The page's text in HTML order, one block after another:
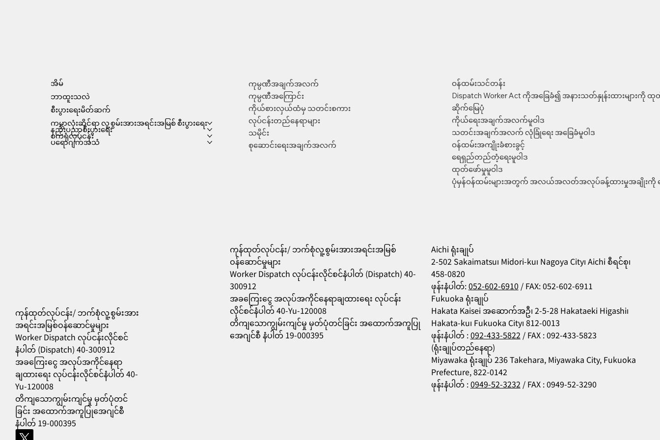
အိမ်
ဘာထူးသလဲ
စီးပွားရေးမိတ်ဆက်
ကမ္ဘာလုံးဆိုင်ရာ လူ့စွမ်းအားအရင်းအမြစ် စီးပွားရေး
နည်းပညာစီးပွားရေး
စက်ရုံလုပ်ငန်း
ပရောဂျက်အသံ
ကုမ္ပဏီအချက်အလက်
ကုမ္ပဏီအကြောင်း
ကိုယ်စားလှယ်ထံမှ သတင်းစကား
လုပ်ငန်းတည်နေရာများ
သမိုင်း
စုဆောင်းရေးအချက်အလက်
ဝန်ထမ်းသင်တန်း
Dispatch Worker Act ကိုအခြေခံ၍ အနားသတ်နှုန်းထားများကို ထုတ်
ဆိုက်မြေပုံ
ကိုယ်ရေးအချက်အလက်မူဝါဒ
သတင်းအချက်အလက် လုံခြုံရေး အခြေခံမူဝါဒ
ဝန်ထမ်းအကျိုးခံစားခွင့်
ရေရှည်တည်တံ့ရေးမူဝါဒ
ထုတ်ဖော်မှုမူဝါဒ
ပုံမှန်ဝန်ထမ်းများအတွက် အလယ်အလတ်အလုပ်ခန့်ထားမှုအချိုးကို ကြေ
556
ကုန်ထုတ်လုပ်ငန်း/ ဘက်စုံလူ့စွမ်းအား
အရင်းအမြစ်ဝန်ဆောင်မှုများ
Worker Dispatch လုပ်ငန်းလိုင်စင်
နံပါတ် (Dispatch) 40-300912
အခကြေးငွေ အလုပ်အကိုင်နေရာ
ချထားရေး လုပ်ငန်းလိုင်စင်နံပါတ် 40-
Yu-120008
တိကျသောကျွမ်းကျင်မှု မှတ်ပုံတင်
ခြင်း အထောက်အကူပြုအေဂျင်စီ
နံပါတ် 19-000395
ကုန်ထုတ်လုပ်ငန်း/ ဘက်စုံလူ့စွမ်းအားအရင်းအမြစ်
ဝန်ဆောင်မှုများ
Worker Dispatch လုပ်ငန်းလိုင်စင်နံပါတ် (Dispatch) 40-
300912
အခကြေးငွေ အလုပ်အကိုင်နေရာချထားရေး လုပ်ငန်း
လိုင်စင်နံပါတ် 40-Yu-120008
တိကျသောကျွမ်းကျင်မှု မှတ်ပုံတင်ခြင်း အထောက်အကူပြု
အေဂျင်စီ နံပါတ် 19-000395
Aichi ရုံးချုပ်
2-502 Sakaimatsu၊ Midori-ku၊ Nagoya City၊ Aichi စီရင်စု၊
458-0820
ဖုန်းနံပါတ်:052-602-6910 / FAX: 052-602-6911
Fukuoka ရုံးချုပ်
Hakata Kaisei အဆောက်အဦ၊ 2-5-28 Hakataeki Higashi၊
Hakata-ku၊ Fukuoka City၊ 812-0013
ဖုန်းနံပါတ် :092-433-5822 / FAX : 092-433-5823
(ရုံးချုပ်တည်နေရာ)
Miyawaka ရုံးချုပ် 236 Takehara, Miyawaka City, Fukuoka
Prefecture, 822-0142
ဖုန်းနံပါတ် :0949-52-3232 / FAX : 0949-52-3290